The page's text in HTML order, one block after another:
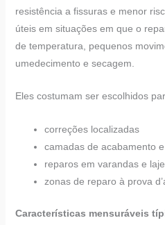
resistência a fissuras e menor
úteis em situações em que o
de temperatura, pequenos
umedecimento e secagem.
Eles costumam ser escolhidos
correções localizadas
camadas de acabamento
reparos em varandas e
zonas de reparo à prova
Características mensuráveis